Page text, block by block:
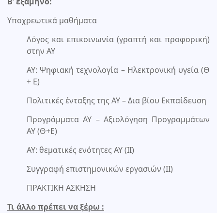
Υποχρεωτικά μαθήματα
Λόγος και επικοινωνία (γραπτή και προφορική)
στην ΑΥ
ΑΥ: Ψηφιακή τεχνολογία – Ηλεκτρονική υγεία (Θ
+ Ε)
Πολιτικές ένταξης της ΑΥ – Δια βίου Εκπαίδευση
Προγράμματα ΑΥ – Αξιολόγηση Προγραμμάτων
ΑΥ (Θ+Ε)
ΑΥ: θεματικές ενότητες ΑΥ (ΙΙ)
Συγγραφή επιστημονικών εργασιών (ΙΙ)
ΠΡΑΚΤΙΚΗ ΑΣΚΗΣΗ
Τι άλλο πρέπει να ξέρω :